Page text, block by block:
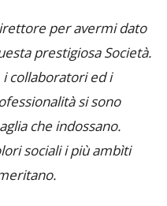
per avermi dato
prestigiosa Società.
collaboratori ed i
si sono
che indossano.
sociali i più ambìti